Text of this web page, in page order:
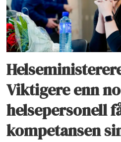
Viktigere enn
helsepersonell
kompetansen